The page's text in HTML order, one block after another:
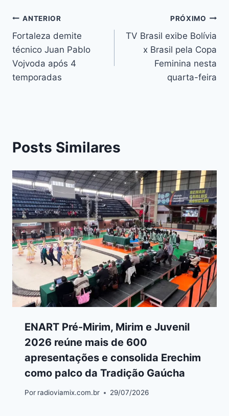
ANTERIOR
Fortaleza demite
técnico Juan Pablo
Vojvoda após 4
temporadas
PRÓXIMO
TV Brasil exibe Bolívia
x Brasil pela Copa
Feminina nesta
quarta-feira
Posts Similares
ENART Pré-Mirim, Mirim e Juvenil
2026 reúne mais de 600
apresentações e consolida Erechim
como palco da Tradição Gaúcha
Por radioviamix.com.br 29/07/2026